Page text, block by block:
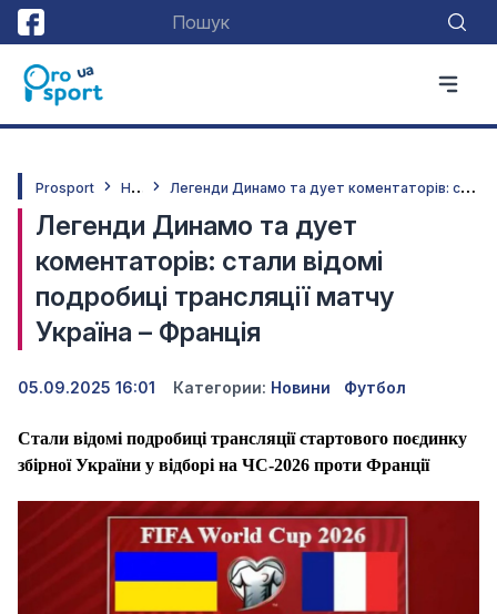
Prosport Н
овини Л
егенди Динамо та дует коментаторів: стали відомі подробиці трансляції матчу Україна – Франція
Легенди Динамо та дует
коментаторів: стали відомі
подробиці трансляції матчу
Україна – Франція
05.09.2025 16:01 Категории: Новини Футбол
Стали відомі подробиці трансляції стартового поєдинку
збірної України у відборі на ЧС-2026 проти Франції